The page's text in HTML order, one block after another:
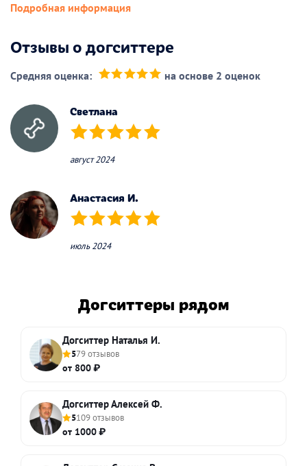
Подробная информация
Отзывы о догситтере
Средняя оценка: на основе 2 оценок
Светлана
(*) (*) (*) (*) (*)
август 2024
Анастасия И.
(*) (*) (*) (*) (*)
июль 2024
Догситтеры рядом
Догситтер Наталья И.
579 отзывов
от 800 ₽
Догситтер Алексей Ф.
5109 отзывов
от 1000 ₽